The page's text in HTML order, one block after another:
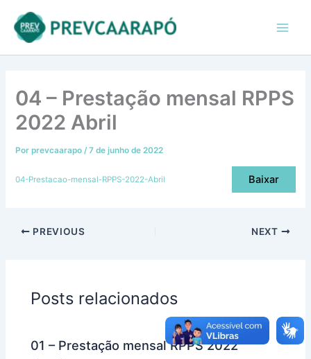
para
conteúdo
04 – Prestação mensal RPPS
2022 Abril
Porprevcaarapo /7 de junho de 2022
04-Prestacao-mensal-RPPS-2022-Abril Baixar
PREVIOUS NEXT
Posts relacionados
01 – Prestação mensal RPPS 2022